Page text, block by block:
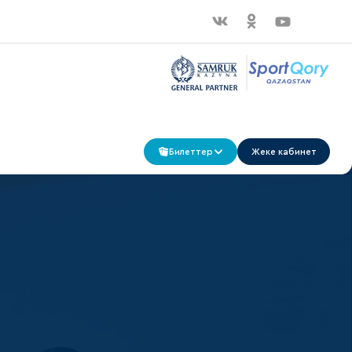
Билеттер Жеке кабинет